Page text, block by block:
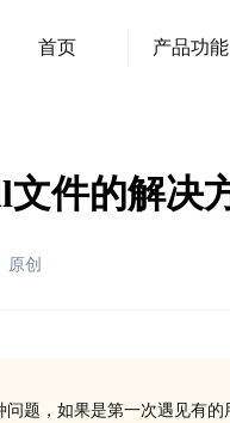
首页 产品功能
文件的解决
原创
题，如果是第一次遇见有的